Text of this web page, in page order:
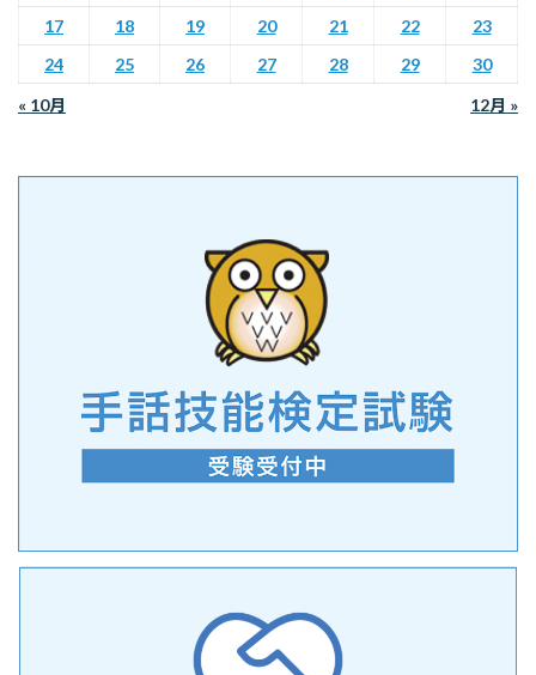
17
18 19 20 21 22
23
24
25 26 27 28 29
30
« 10月
12月 »